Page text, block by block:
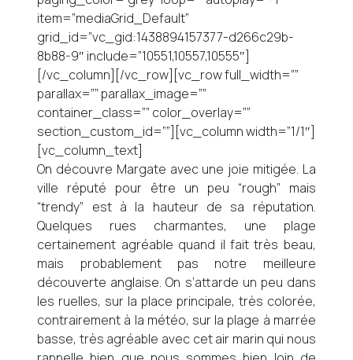
item=”mediaGrid_Default”
grid_id=”vc_gid:1438894157377-d266c29b-
8b88-9″ include=”10551,10557,10555″]
[/vc_column][/vc_row][vc_row full_width=””
parallax=”” parallax_image=””
container_class=”” color_overlay=””
section_custom_id=””][vc_column width=”1/1″]
[vc_column_text]
On découvre Margate avec une joie mitigée. La
ville réputé pour être un peu “rough” mais
“trendy” est à la hauteur de sa réputation.
Quelques rues charmantes, une plage
certainement agréable quand il fait très beau,
mais probablement pas notre meilleure
découverte anglaise. On s’attarde un peu dans
les ruelles, sur la place principale, très colorée,
contrairement à la météo, sur la plage à marrée
basse, très agréable avec cet air marin qui nous